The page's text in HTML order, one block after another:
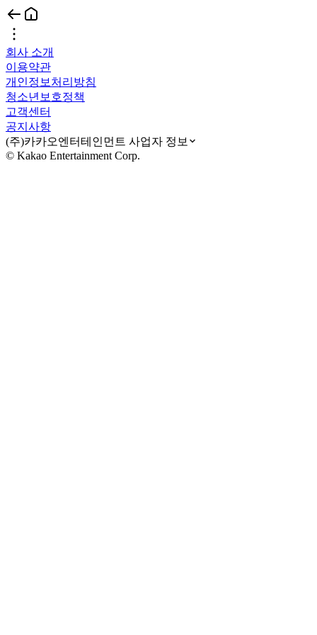
회사 소개
이용약관
개인정보처리방침
청소년보호정책
고객센터
공지사항
(주)카카오엔터테인먼트 사업자 정보
© Kakao Entertainment Corp.